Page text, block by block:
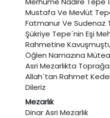
Mustafa Ve Mevlüt
Fatmanur Ve Sudenaz
Şükriye Tepe´nin Eşi
Rahmetine
Öğlen Namazına
Asri Mezarlıkta
Allah´tan Rahmet
Dileriz
Mezarlık
Dinar Asri Mezarlık